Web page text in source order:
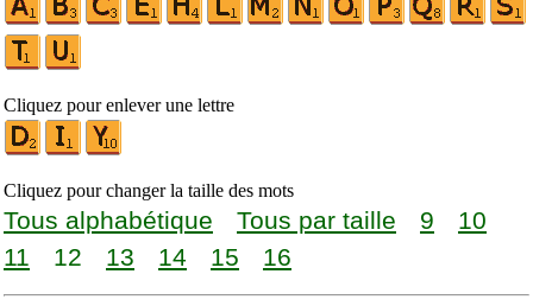
Cliquez pour enlever une lettre
Cliquez pour changer la taille des mots
Tous alphabétique Tous par taille 9
10
11
12 13 14 15 16